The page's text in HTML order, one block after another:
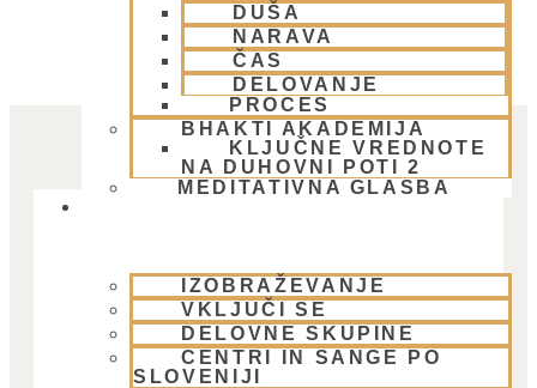
DUŠA
NARAVA
ČAS
DELOVANJE
PROCES
BHAKTI AKADEMIJA
KLJUČNE VREDNOTE
NA DUHOVNI POTI 2
MEDITATIVNA GLASBA
IZOBRAŽEVANJE
VKLJUČI SE
DELOVNE SKUPINE
CENTRI IN SANGE PO
SLOVENIJI